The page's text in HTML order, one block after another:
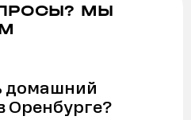
МЫ
домашний
Оренбурге?